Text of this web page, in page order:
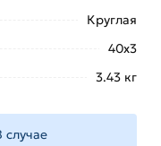
и
из
помощи
Круглая
40х3
3.43 кг